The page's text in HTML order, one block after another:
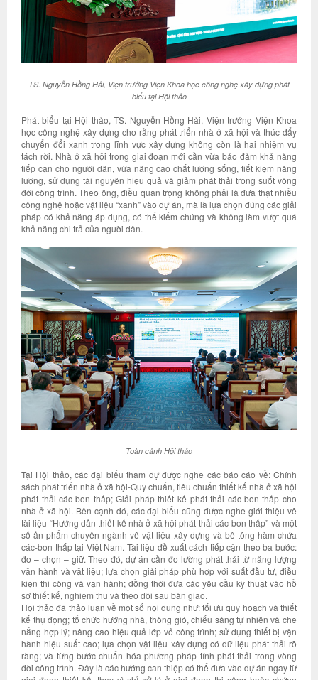
TS. Nguyễn Hồng Hải, Viện trưởng Viện Khoa học công nghệ xây dựng phát
biểu tại Hội thảo
Phát biểu tại Hội thảo, TS. Nguyễn Hồng Hải, Viện trưởng Viện Khoa
học công nghệ xây dựng cho rằng phát triển nhà ở xã hội và thúc đẩy
chuyển đổi xanh trong lĩnh vực xây dựng không còn là hai nhiệm vụ
tách rời. Nhà ở xã hội trong giai đoạn mới cần vừa bảo đảm khả năng
tiếp cận cho người dân, vừa nâng cao chất lượng sống, tiết kiệm năng
lượng, sử dụng tài nguyên hiệu quả và giảm phát thải trong suốt vòng
đời công trình. Theo ông, điều quan trọng không phải là đưa thật nhiều
công nghệ hoặc vật liệu “xanh” vào dự án, mà là lựa chọn đúng các giải
pháp có khả năng áp dụng, có thể kiểm chứng và không làm vượt quá
khả năng chi trả của người dân.
Toàn cảnh Hội thảo
Tại Hội thảo, các đại biểu tham dự được nghe các báo cáo về: Chính
sách phát triển nhà ở xã hội-Quy chuẩn, tiêu chuẩn thiết kế nhà ở xã hội
phát thải các-bon thấp; Giải pháp thiết kế phát thải các-bon thấp cho
nhà ở xã hội. Bên cạnh đó, các đại biểu cũng được nghe giới thiệu về
tài liệu “Hướng dẫn thiết kế nhà ở xã hội phát thải các-bon thấp” và một
số ấn phẩm chuyên ngành về vật liệu xây dựng và bê tông hàm chứa
các-bon thấp tại Việt Nam. Tài liệu đề xuất cách tiếp cận theo ba bước:
đo – chọn – giữ. Theo đó, dự án cần đo lường phát thải từ năng lượng
vận hành và vật liệu; lựa chọn giải pháp phù hợp với suất đầu tư, điều
kiện thi công và vận hành; đồng thời đưa các yêu cầu kỹ thuật vào hồ
sơ thiết kế, nghiệm thu và theo dõi sau bàn giao.
Hội thảo đã thảo luận về một số nội dung như: tối ưu quy hoạch và thiết
kế thụ động; tổ chức hướng nhà, thông gió, chiếu sáng tự nhiên và che
nắng hợp lý; nâng cao hiệu quả lớp vỏ công trình; sử dụng thiết bị vận
hành hiệu suất cao; lựa chọn vật liệu xây dựng có dữ liệu phát thải rõ
ràng; và từng bước chuẩn hóa phương pháp tính phát thải trong vòng
đời công trình. Đây là các hướng can thiệp có thể đưa vào dự án ngay từ